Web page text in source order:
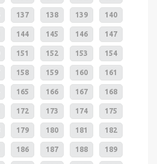
137 138 139 140
144 145 146 147
151 152 153 154
158 159 160 161
165 166 167 168
172 173 174 175
179 180 181 182
186 187 188 189